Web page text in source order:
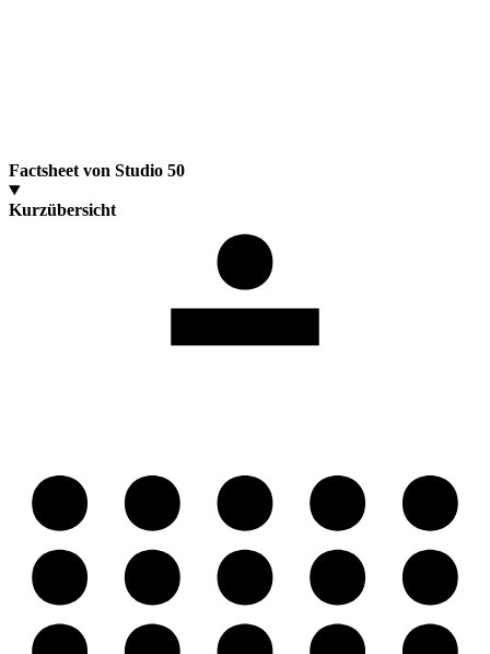
Factsheet von Studio 50
Kurzübersicht